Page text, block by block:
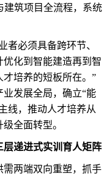
建筑项目全流程，系统
必须具备跨环节、
化到智能建造再到智
培养的短板所在。”
发展全局，确立“能
线，推动人才培养从
全面转型。
递进式实训育人矩阵
两端双向重塑，抓手